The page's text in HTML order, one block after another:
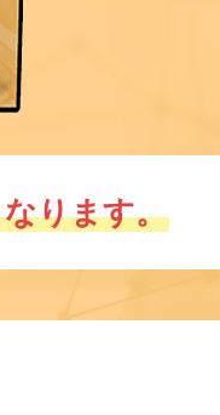
ります。